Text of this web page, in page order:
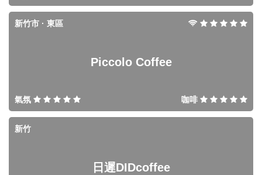
Piccolo Coffee
新竹市 · 東區
氣氛 咖啡
日遲DIDcoffee
新竹